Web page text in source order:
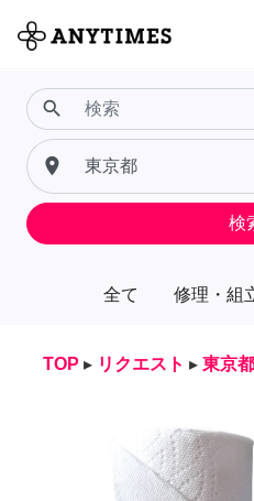
全て 修理・組
search
place
検
TOP ▸ リクエスト ▸ 東京都